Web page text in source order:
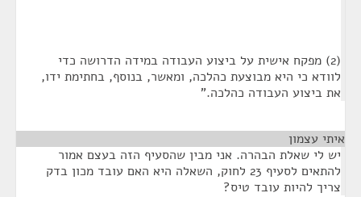
(2) מפקח אישית על ביצוע העבודה במידה הדרושה כדי
לוודא כי היא מבוצעת כהלכה, ומאשר, בנוסף, בחתימת ידו,
את ביצוע העבודה כהלכה."
איתי עצמון
יש לי שאלת הבהרה. אני מבין שהסעיף הזה בעצם אמור
להתאים לסעיף 23 לחוק, השאלה היא האם עובד מכון בדק
צריך להיות עובד טיס?